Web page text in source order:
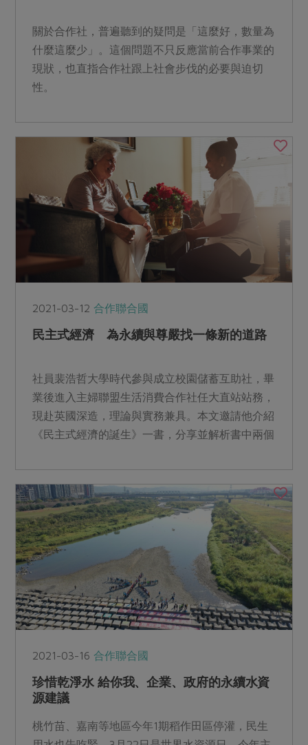
關於合作社，普遍聽到的疑問是「這麼好，數量為
什麼這麼少」。這個問題不只反應當前合作事業的
現狀，也直指合作社跟上社會步伐的必要與迫切
性。
2021-03-12合作聯合國
民主式經濟 為永續與尊嚴找一條新的道路
社員裴浩哲大學時代參與成立校園儲蓄互助社，畢
業後進入主婦聯盟生活消費合作社任大直站站務，
現赴英國深造，理論與實務兼具。本文邀請他介紹
《民主式經濟的誕生》一書，分享並解析書中兩個
新的、更具尊嚴與永續的行動方案。
2021-03-16合作聯合國
珍惜乾淨水 給你我、企業、政府的永續水資
源建議
桃竹苗、嘉南等地區今年1期稻作田區停灌，民生